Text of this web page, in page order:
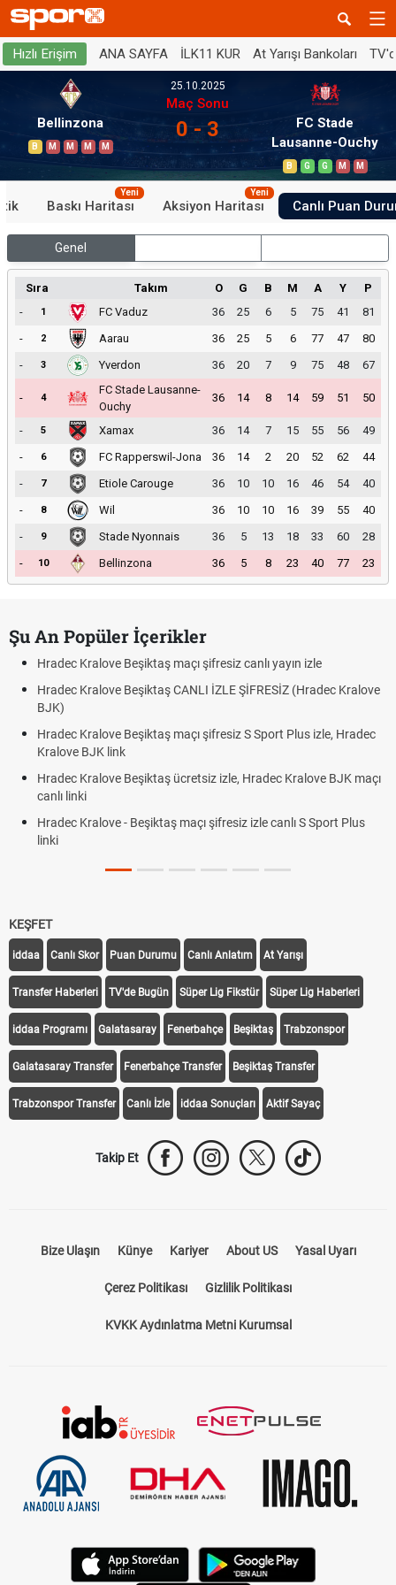
Hızlı Erişim ANA SAYFA İLK11 KUR At Yarışı Bankoları
Bellinzona
B M M M M
25.10.2025
Maç Sonu
0 - 3
FC Stade
Lausanne-Ouchy
B G G M M
Baskı Haritası
Yeni
Aksiyon Haritası
Yeni
Canlı Puan
Genel
Sıra Takım O G B M A Y
P
-
1 FC Vaduz 36 25 6 5 75 41
81
-
2 Aarau 36 25 5 6 77 47
80
-
3 Yverdon 36 20 7 9 75 48 67
- 4
FC Stade Lausanne-
Ouchy
36 14 8 14 59 51 50
- 5 Xamax 36 14 7 15 55 56
49
-
6 FC Rapperswil-Jona 36 14 2 20 52 62
44
-
7 Etiole Carouge 36 10 10 16 46 54
40
-
8 Wil 36 10 10 16 39 55
40
-
9 Stade Nyonnais 36 5 13 18 33 60
28
-
10 Bellinzona 36 5 8 23 40 77 23
Şu An Popüler İçerikler
Hradec Kralove Beşiktaş maçı şifresiz canlı yayın izle
Hradec Kralove Beşiktaş CANLI İZLE ŞİFRESİZ (Hradec Kralove
BJK)
Hradec Kralove Beşiktaş maçı şifresiz S Sport Plus izle, Hradec
Kralove BJK link
Hradec Kralove Beşiktaş ücretsiz izle, Hradec Kralove BJK maçı
canlı linki
Hradec Kralove - Beşiktaş maçı şifresiz izle canlı S Sport Plus
linki
KEŞFET
iddaa Canlı Skor Puan Durumu Canlı Anlatım At Yarışı
Transfer Haberleri TV'de Bugün Süper Lig Fikstür Süper Lig Haberleri
iddaa Programı Galatasaray Fenerbahçe Beşiktaş Trabzonspor
Galatasaray Transfer Fenerbahçe Transfer Beşiktaş Transfer
Trabzonspor Transfer Canlı İzle iddaa Sonuçları Aktif Sayaç
Takip Et
Bize Ulaşın Künye Kariyer About US Yasal Uyarı
Çerez Politikası Gizlilik Politikası
KVKK Aydınlatma Metni Kurumsal